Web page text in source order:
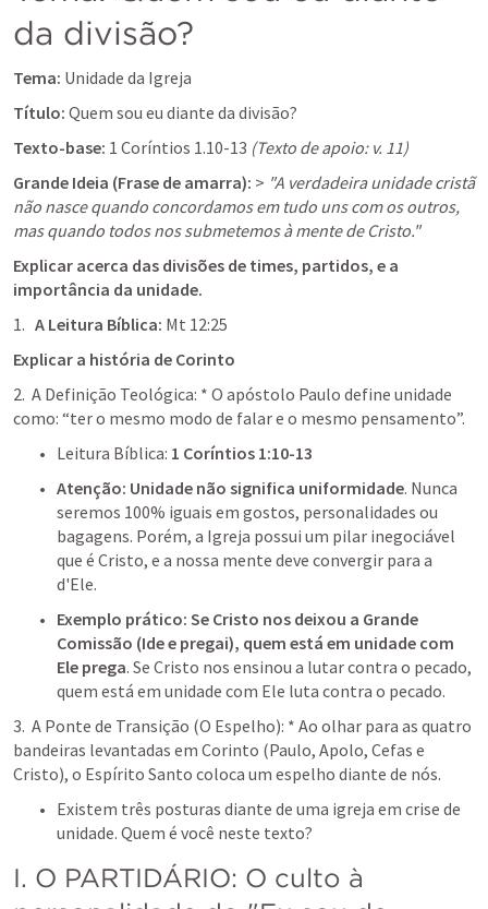
da divisão?
Tema: Unidade da Igreja
Título: Quem sou eu diante da divisão?
Texto-base: 1 Coríntios 1.10-13 (Texto de apoio: v. 11)
Grande Ideia (Frase de amarra): > "A verdadeira unidade cristã
não nasce quando concordamos em tudo uns com os outros,
mas quando todos nos submetemos à mente de Cristo."
Explicar acerca das divisões de times, partidos, e a
importância da unidade.
A Leitura Bíblica: Mt 12:25
Explicar a história de Corinto
2.  A Definição Teológica: * O apóstolo Paulo define unidade
como: “ter o mesmo modo de falar e o mesmo pensamento”.
Leitura Bíblica: 1 Coríntios 1:10-13
Atenção: Unidade não significa uniformidade. Nunca
seremos 100% iguais em gostos, personalidades ou
bagagens. Porém, a Igreja possui um pilar inegociável
que é Cristo, e a nossa mente deve convergir para a
d'Ele.
Exemplo prático: Se Cristo nos deixou a Grande
Comissão (Ide e pregai), quem está em unidade com
Ele prega. Se Cristo nos ensinou a lutar contra o pecado,
quem está em unidade com Ele luta contra o pecado.
3.  A Ponte de Transição (O Espelho): * Ao olhar para as quatro
bandeiras levantadas em Corinto (Paulo, Apolo, Cefas e
Cristo), o Espírito Santo coloca um espelho diante de nós.
Existem três posturas diante de uma igreja em crise de
unidade. Quem é você neste texto?
I. O PARTIDÁRIO: O culto à